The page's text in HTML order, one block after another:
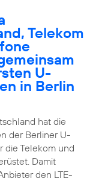
Telekom
U-
in Berlin
hat die
der Berliner U-
die Telekom und
Damit
den LTE-